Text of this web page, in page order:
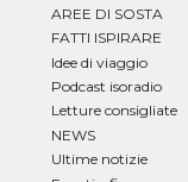
AREE DI SOSTA
FATTI ISPIRARE
Idee di viaggio
Podcast isoradio
Letture consigliate
NEWS
Ultime notizie